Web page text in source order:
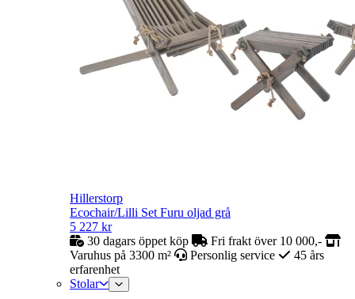
Hillerstorp
Ecochair/Lilli Set Furu oljad grå
5 227 kr
30 dagars öppet köp
Fri frakt över 10 000,-
Varuhus på 3300 m²
Personlig service
45 års
erfarenhet
Stolar